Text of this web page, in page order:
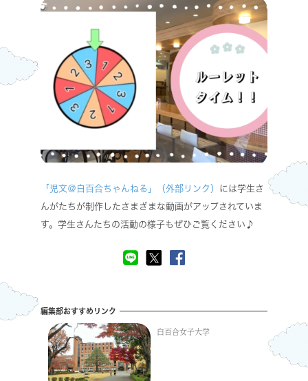
「児文＠白百合ちゃんねる」（外部リンク） には学生さ
んがたちが制作したさまざまな動画がアップされていま
す。学生さんたちの活動の様子もぜひご覧ください♪
編集部おすすめリンク
白百合女子大学